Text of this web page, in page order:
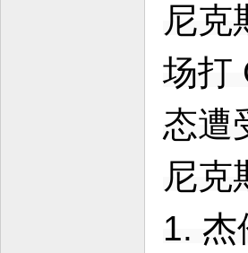
尼克
场打
态遭
尼克
1.